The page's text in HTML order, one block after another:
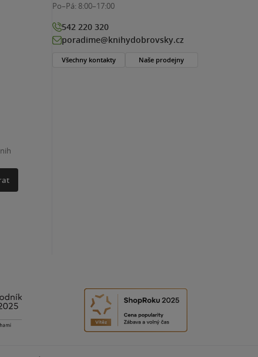
Po–Pá: 8:00–17:00
542 220 320
poradime@knihydobrovsky.cz
Všechny kontakty Naše prodejny